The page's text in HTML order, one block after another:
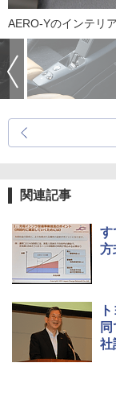
AERO-Yのインテリア
関連記事
す
方
社